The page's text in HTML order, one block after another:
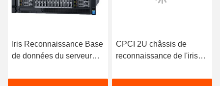
Iris Reconnaissance Base
de données du serveur
base 64 Go de mémoire
CPCI 2U châssis de
reconnaissance de l'iris